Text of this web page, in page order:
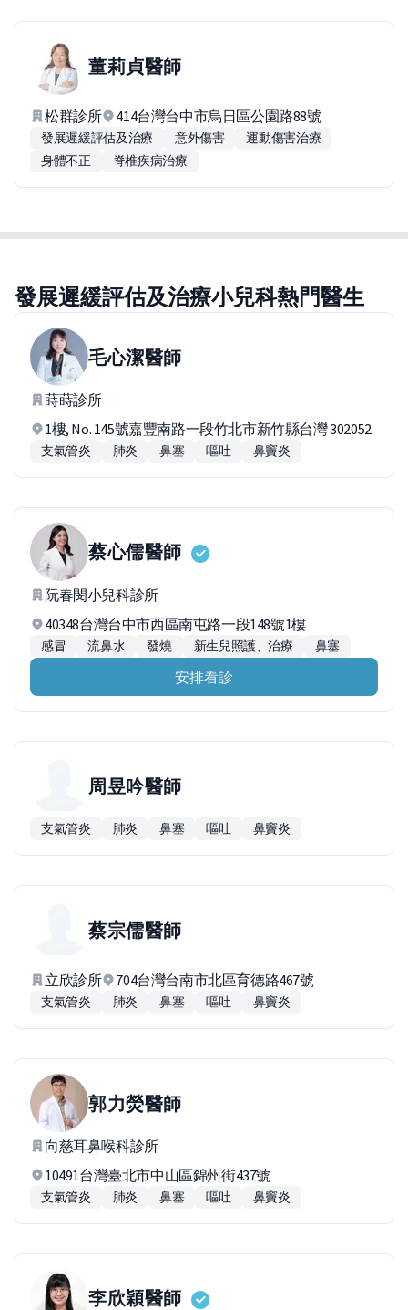
董莉貞醫師
松群診所 414台灣台中市烏日區公園路88號
發展遲緩評估及治療 意外傷害
運動傷害治療
身體不正
脊椎疾病治療
發展遲緩評估及治療小兒科熱門醫生
毛心潔醫師
蒔蒔診所
1樓, No. 145號嘉豐南路一段竹北市新竹縣台灣 302052
支氣管炎 肺炎 鼻塞 嘔吐 鼻竇炎
蔡心儒醫師
阮春閔小兒科診所
40348台灣台中市西區南屯路一段148號1樓
感冒 流鼻水 發燒 新生兒照護、治療 鼻塞
安排看診
周昱吟醫師
支氣管炎 肺炎 鼻塞 嘔吐 鼻竇炎
蔡宗儒醫師
立欣診所 704台灣台南市北區育德路467號
支氣管炎 肺炎 鼻塞 嘔吐 鼻竇炎
郭力熒醫師
向慈耳鼻喉科診所
10491台灣臺北市中山區錦州街437號
支氣管炎 肺炎 鼻塞 嘔吐 鼻竇炎
李欣穎醫師